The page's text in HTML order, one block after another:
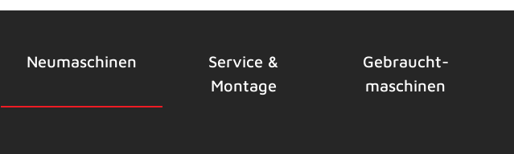
Neu­maschinen
Service &
Montage
Gebraucht­
maschinen